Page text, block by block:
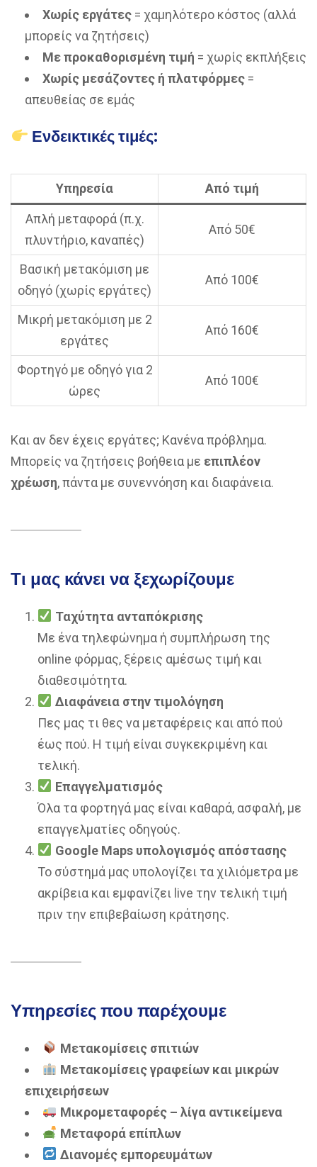
Χωρίς εργάτες = χαμηλότερο κόστος (αλλά
μπορείς να ζητήσεις)
Με προκαθορισμένη τιμή = χωρίς εκπλήξεις
Χωρίς μεσάζοντες ή πλατφόρμες =
απευθείας σε εμάς
Ενδεικτικές τιμές:
Υπηρεσία Από τιμή
Απλή μεταφορά (π.χ.
πλυντήριο, καναπές)
Από 50€
Βασική μετακόμιση με
οδηγό (χωρίς εργάτες)
Από 100€
Μικρή μετακόμιση με 2
εργάτες
Από 160€
Φορτηγό με οδηγό για 2
ώρες
Από 100€
Και αν δεν έχεις εργάτες; Κανένα πρόβλημα.
Μπορείς να ζητήσεις βοήθεια με επιπλέον
χρέωση, πάντα με συνεννόηση και διαφάνεια.
Τι μας κάνει να ξεχωρίζουμε
Ταχύτητα ανταπόκρισης
Με ένα τηλεφώνημα ή συμπλήρωση της
online φόρμας, ξέρεις αμέσως τιμή και
διαθεσιμότητα.
Διαφάνεια στην τιμολόγηση
Πες μας τι θες να μεταφέρεις και από πού
έως πού. Η τιμή είναι συγκεκριμένη και
τελική.
Επαγγελματισμός
Όλα τα φορτηγά μας είναι καθαρά, ασφαλή, με
επαγγελματίες οδηγούς.
Google Maps υπολογισμός απόστασης
Το σύστημά μας υπολογίζει τα χιλιόμετρα με
ακρίβεια και εμφανίζει live την τελική τιμή
πριν την επιβεβαίωση κράτησης.
Υπηρεσίες που παρέχουμε
Μετακομίσεις σπιτιών
Μετακομίσεις γραφείων και μικρών
επιχειρήσεων
Μικρομεταφορές – λίγα αντικείμενα
Μεταφορά επίπλων
Διανομές εμπορευμάτων